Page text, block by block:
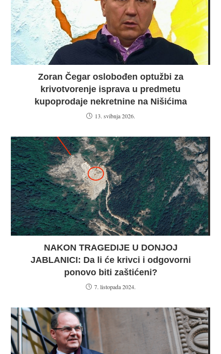
Zoran Čegar oslobođen optužbi za
krivotvorenje isprava u predmetu
kupoprodaje nekretnine na Nišićima
13. svibnja 2026.
NAKON TRAGEDIJE U DONJOJ
JABLANICI: Da li će krivci i odgovorni
ponovo biti zaštićeni?
7. listopada 2024.